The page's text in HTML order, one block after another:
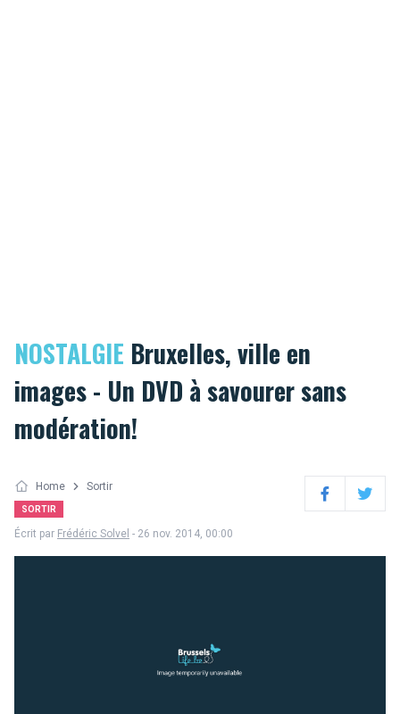
NOSTALGIE Bruxelles, ville en
images - Un DVD à savourer sans
modération!
Home Sortir
SORTIR FacebookTwitter
Écrit par Frédéric Solvel - 26 nov. 2014, 00:00